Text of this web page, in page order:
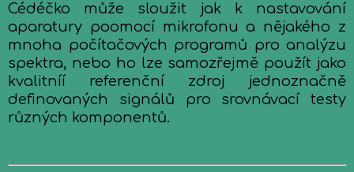
Cédéčko může sloužit jak k nastavování
aparatury poomocí mikrofonu a nějakého z
mnoha počítačových programů pro analýzu
spektra, nebo ho lze samozřejmě použít jako
kvalitníí referenční zdroj jednoznačně
definovaných signálů pro srovnávací testy
různých komponentů.